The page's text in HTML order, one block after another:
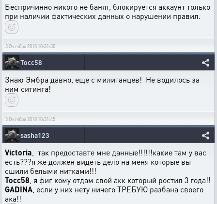
Беспричинно никого не банят, блокируется аккаунт только
при наличии фактических данных о нарушении правил.
3 Октября 2018 10:31:30
Тосс58
Знаю Эмбра давно, еще с милитанцев! Не водилось за
ним ситинга!
3 Октября 2018 10:31:45
sasha123
Victoria , так предоставте мне данные!!!!!!какие там у вас
есть???я же должен видеть дело на меня которые вы
сшили белыми нитками!!!
Тосс58 , я фиг кому отдам свой акк который ростил 3 года!!
GADINA , если у них нету ничего ТРЕБУЮ разбана своего
ака!!